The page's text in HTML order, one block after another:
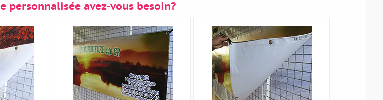
personnalisée avez-vous besoin?